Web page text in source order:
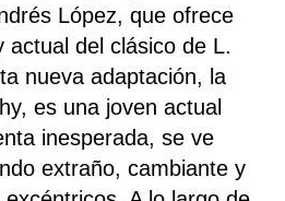
López, que ofrece
actual del clásico de L.
nueva adaptación, la
es una joven actual
inesperada, se ve
extraño, cambiante y